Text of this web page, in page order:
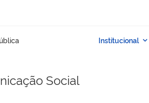
Social